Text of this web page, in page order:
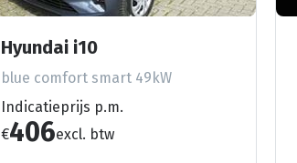
Hyundai i10
blue comfort smart 49kW
Indicatieprijs p.m.
€406excl. btw